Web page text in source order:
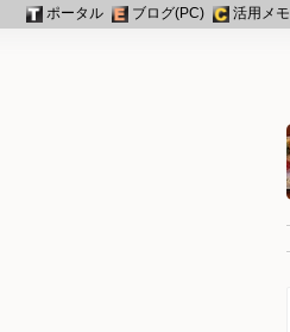
ポータル ブログ(PC) 活用メモ